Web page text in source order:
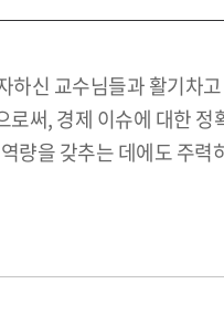
신 교수님들과 활기차
써, 경제 이슈에 대한
량을 갖추는 데에도 주력